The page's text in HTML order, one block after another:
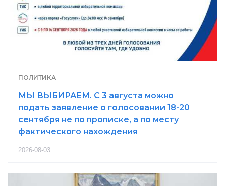
ПОЛИТИКА
МЫ ВЫБИРАЕМ. С 3 августа можно
подать заявление о голосовании 18-20
сентября не по прописке, а по месту
фактического нахождения
2026-08-03